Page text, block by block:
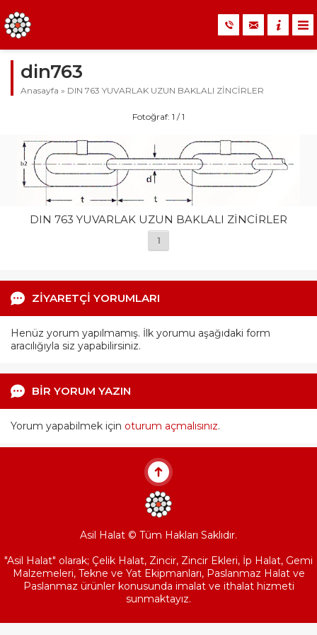
din763
Anasayfa » DIN 763 YUVARLAK UZUN BAKLALI ZİNCİRLER
Fotoğraf: 1 / 1
DIN 763 YUVARLAK UZUN BAKLALI ZİNCİRLER
1
ZİYARETÇİ YORUMLARI
Henüz yorum yapılmamış. İlk yorumu aşağıdaki form
aracılığıyla siz yapabilirsiniz.
BİR YORUM YAZIN
Yorum yapabilmek için oturum açmalısınız.
Asil Halat © Tüm Hakları Saklıdır.
"Asil Halat" olarak; Çelik Halat, Zincir, Zincir Ekleri, İp Halat, Gemi
Malzemeleri, Tekne ve Yat Ekipmanları, Paslanmaz Halat ve
Paslanmaz ürünler konusunda imalat ve ithalat hizmeti
sunmaktayız.